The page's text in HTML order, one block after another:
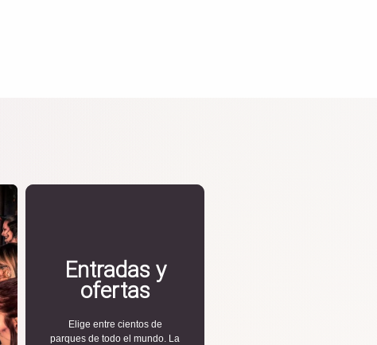
Entradas y
ofertas
Elige entre cientos de
parques de todo el mundo. La